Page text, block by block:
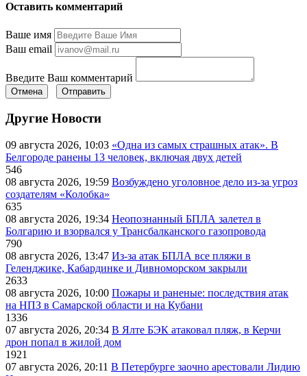
Оставить комментарий
Ваше имя
Ваш email
Введите Ваш комментарий
Отмена Отправить
Другие Новости
09 августа 2026, 10:03 «Одна из самых страшных атак». В
Белгороде ранены 13 человек, включая двух детей
546
08 августа 2026, 19:59 Возбуждено уголовное дело из-за угроз
создателям «Колобка»
635
08 августа 2026, 19:34 Неопознанный БПЛА залетел в
Болгарию и взорвался у Трансбалканского газопровода
790
08 августа 2026, 13:47 Из-за атак БПЛА все пляжи в
Геленджике, Кабардинке и Дивноморском закрыли
2633
08 августа 2026, 10:00 Пожары и раненые: последствия атак
на НПЗ в Самарской области и на Кубани
1336
07 августа 2026, 20:34 В Ялте БЭК атаковал пляж, в Керчи
дрон попал в жилой дом
1921
07 августа 2026, 20:11 В Петербурге заочно арестовали Лидию